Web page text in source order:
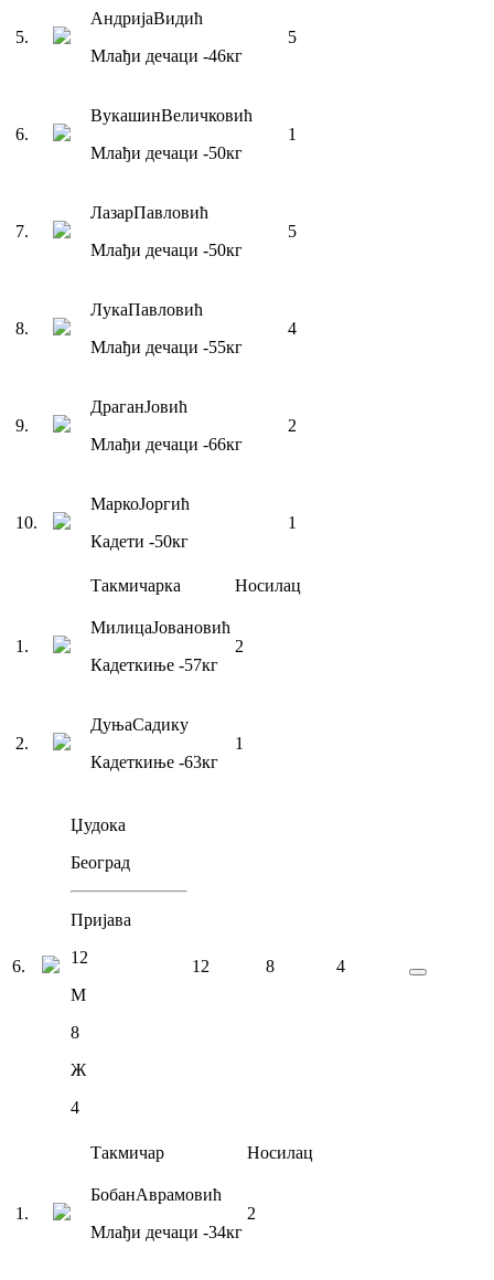
5.
АндријаВидић
Млађи дечаци -46кг
5
6.
ВукашинВеличковић
Млађи дечаци -50кг
1
7.
ЛазарПавловић
Млађи дечаци -50кг
5
8.
ЛукаПавловић
Млађи дечаци -55кг
4
9.
ДраганЈовић
Млађи дечаци -66кг
2
10.
МаркоЈоргић
Кадети -50кг
1
Такмичарка Носилац
1 .
МилицаЈовановић
Кадеткиње -57кг
2
2.
ДуњаСадику
Кадеткиње -63кг
1
6.
Џудока
Београд
Пријава
12
М
8
Ж
4
12 8 4
Такмичар Носилац
1 .
БобанАврамовић
Млађи дечаци -34кг
2